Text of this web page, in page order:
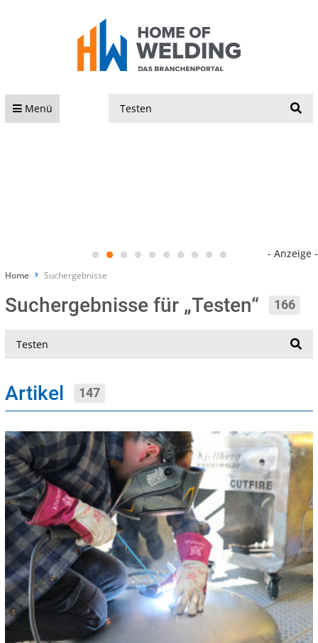
Menü
- Anzeige -
Home Suchergebnisse
Suchergebnisse für „Testen“ 166
Artikel 147